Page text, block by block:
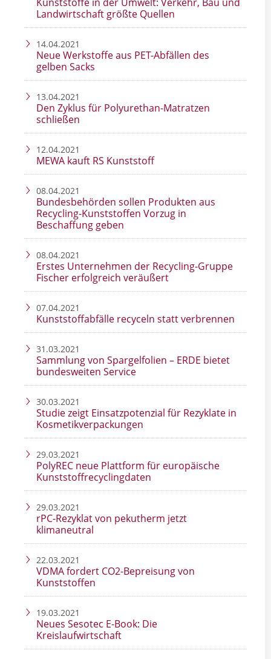
Kunststoffe in der Umwelt: Verkehr, Bau und
Landwirtschaft größte Quellen
14.04.2021
Neue Werkstoffe aus PET-Abfällen des
gelben Sacks
13.04.2021
Den Zyklus für Polyurethan-Matratzen
schließen
12.04.2021
MEWA kauft RS Kunststoff
08.04.2021
Bundesbehörden sollen Produkten aus
Recycling-Kunststoffen Vorzug in
Beschaffung geben
08.04.2021
Erstes Unternehmen der Recycling-Gruppe
Fischer erfolgreich veräußert
07.04.2021
Kunststoffabfälle recyceln statt verbrennen
31.03.2021
Sammlung von Spargelfolien – ERDE bietet
bundesweiten Service
30.03.2021
Studie zeigt Einsatzpotenzial für Rezyklate in
Kosmetikverpackungen
29.03.2021
PolyREC neue Plattform für europäische
Kunststoffrecyclingdaten
29.03.2021
rPC-Rezyklat von pekutherm jetzt
klimaneutral
22.03.2021
VDMA fordert CO2-Bepreisung von
Kunststoffen
19.03.2021
Neues Sesotec E-Book: Die
Kreislaufwirtschaft